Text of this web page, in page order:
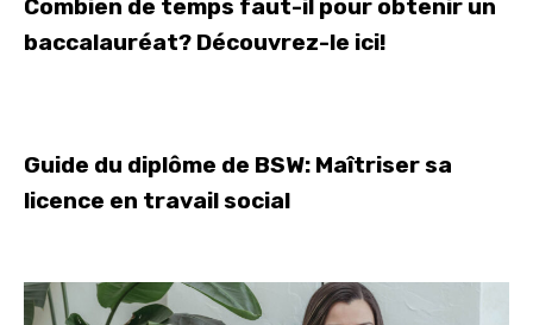
Combien de temps faut-il pour obtenir un
baccalauréat? Découvrez-le ici!
Guide du diplôme de BSW: Maîtriser sa
licence en travail social